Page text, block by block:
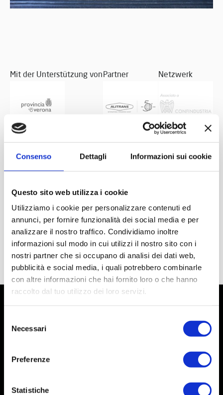
Consenso Dettagli Informazioni sui cookie
Questo sito web utilizza i cookie
Utilizziamo i cookie per personalizzare contenuti ed
annunci, per fornire funzionalità dei social media e per
analizzare il nostro traffico. Condividiamo inoltre
informazioni sul modo in cui utilizzi il nostro sito con i
nostri partner che si occupano di analisi dei dati web,
pubblicità e social media, i quali potrebbero combinarle
con altre informazioni che hai fornito loro o che hanno
raccolto dal tuo utilizzo dei loro servizi.
delNecessari
Preferenze
Statistiche
Mit der Unterstützung vonPartner Netzwerk